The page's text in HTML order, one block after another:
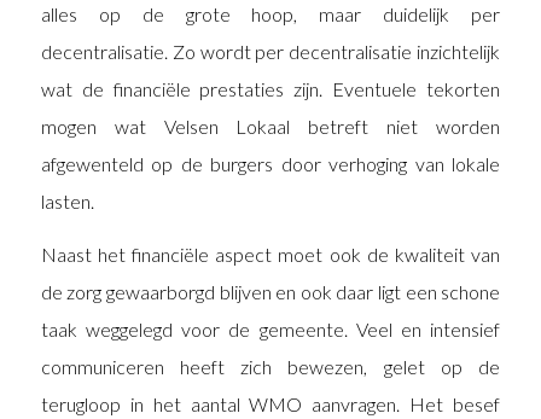
alles op de grote hoop, maar duidelijk per
decentralisatie. Zo wordt per decentralisatie inzichtelijk
wat de financiële prestaties zijn. Eventuele tekorten
mogen wat Velsen Lokaal betreft niet worden
afgewenteld op de burgers door verhoging van lokale
lasten.
Naast het financiële aspect moet ook de kwaliteit van
de zorg gewaarborgd blijven en ook daar ligt een schone
taak weggelegd voor de gemeente. Veel en intensief
communiceren heeft zich bewezen, gelet op de
terugloop in het aantal WMO aanvragen. Het besef